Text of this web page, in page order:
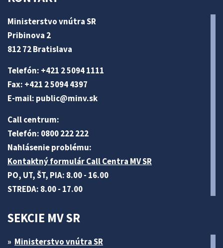
Ministerstvo vnútra SR
Pribinova 2
812 72 Bratislava
Telefón: +421 2 5094 1111
Fax: +421 2 5094 4397
E-mail: public@minv.sk
Call centrum:
Telefón: 0800 222 222
Nahlásenie problému:
Kontaktný formulár Call Centra MV SR
PO, UT, ŠT, PIA: 8.00 - 16.00
STREDA: 8.00 - 17.00
SEKCIE MV SR
Ministerstvo vnútra SR